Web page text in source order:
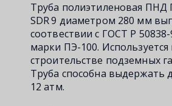
Труба полиэтиленовая ПНД
SDR 9 диаметром 280 мм
соотвествии с ГОСТ Р
марки ПЭ-100. Используется
строительстве подземных
Труба способна выдержать
12 атм.